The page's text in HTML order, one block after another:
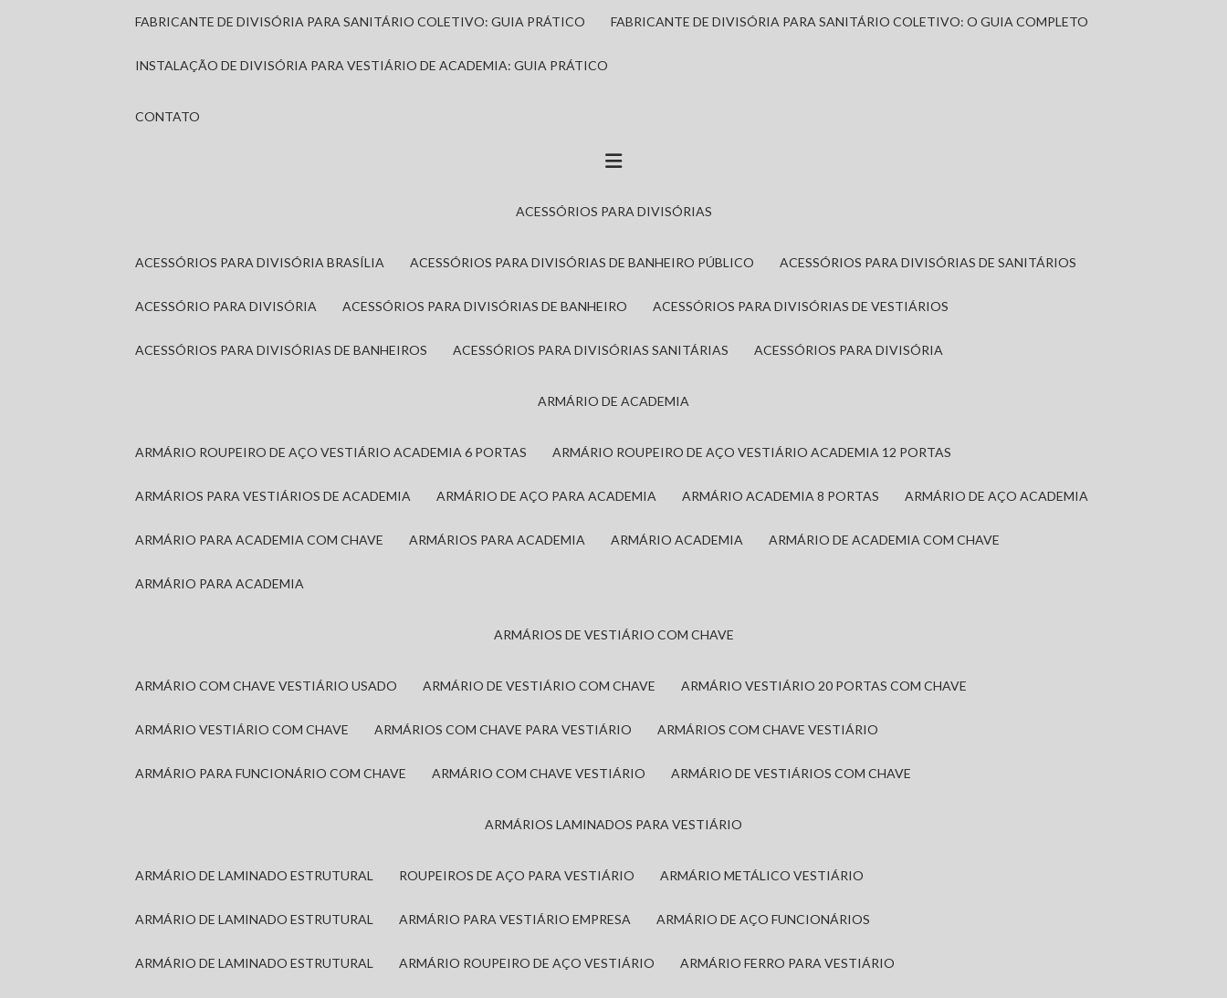
FABRICANTE DE DIVISÓRIA PARA SANITÁRIO COLETIVO: GUIA PRÁTICO FABRICANTE DE DIVISÓRIA PARA SANITÁRIO COLETIVO: O GUIA COMPLETO
INSTALAÇÃO DE DIVISÓRIA PARA VESTIÁRIO DE ACADEMIA: GUIA PRÁTICO
CONTATO
ACESSÓRIOS PARA DIVISÓRIAS
ACESSÓRIOS PARA DIVISÓRIA BRASÍLIA ACESSÓRIOS PARA DIVISÓRIAS DE BANHEIRO PÚBLICO ACESSÓRIOS PARA DIVISÓRIAS DE SANITÁRIOS
ACESSÓRIO PARA DIVISÓRIA ACESSÓRIOS PARA DIVISÓRIAS DE BANHEIRO ACESSÓRIOS PARA DIVISÓRIAS DE VESTIÁRIOS
ACESSÓRIOS PARA DIVISÓRIAS DE BANHEIROS ACESSÓRIOS PARA DIVISÓRIAS SANITÁRIAS ACESSÓRIOS PARA DIVISÓRIA
ARMÁRIO DE ACADEMIA
ARMÁRIO ROUPEIRO DE AÇO VESTIÁRIO ACADEMIA 6 PORTAS ARMÁRIO ROUPEIRO DE AÇO VESTIÁRIO ACADEMIA 12 PORTAS
ARMÁRIOS PARA VESTIÁRIOS DE ACADEMIA ARMÁRIO DE AÇO PARA ACADEMIA ARMÁRIO ACADEMIA 8 PORTAS ARMÁRIO DE AÇO ACADEMIA
ARMÁRIO PARA ACADEMIA COM CHAVE ARMÁRIOS PARA ACADEMIA ARMÁRIO ACADEMIA ARMÁRIO DE ACADEMIA COM CHAVE
ARMÁRIO PARA ACADEMIA
ARMÁRIOS DE VESTIÁRIO COM CHAVE
ARMÁRIO COM CHAVE VESTIÁRIO USADO ARMÁRIO DE VESTIÁRIO COM CHAVE ARMÁRIO VESTIÁRIO 20 PORTAS COM CHAVE
ARMÁRIO VESTIÁRIO COM CHAVE ARMÁRIOS COM CHAVE PARA VESTIÁRIO ARMÁRIOS COM CHAVE VESTIÁRIO
ARMÁRIO PARA FUNCIONÁRIO COM CHAVE ARMÁRIO COM CHAVE VESTIÁRIO ARMÁRIO DE VESTIÁRIOS COM CHAVE
ARMÁRIOS LAMINADOS PARA VESTIÁRIO
ARMÁRIO DE LAMINADO ESTRUTURAL ROUPEIROS DE AÇO PARA VESTIÁRIO ARMÁRIO METÁLICO VESTIÁRIO
ARMÁRIO DE LAMINADO ESTRUTURAL ARMÁRIO PARA VESTIÁRIO EMPRESA ARMÁRIO DE AÇO FUNCIONÁRIOS
ARMÁRIO DE LAMINADO ESTRUTURAL ARMÁRIO ROUPEIRO DE AÇO VESTIÁRIO ARMÁRIO FERRO PARA VESTIÁRIO